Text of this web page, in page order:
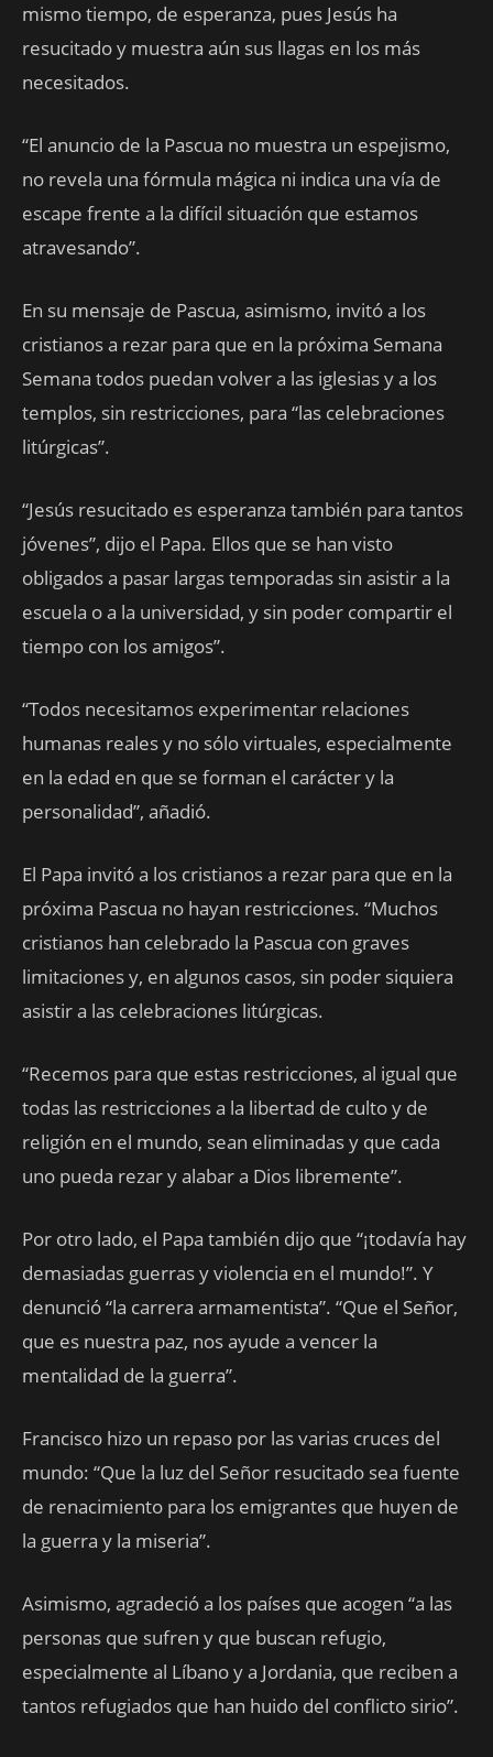
mismo tiempo, de esperanza, pues Jesús ha
resucitado y muestra aún sus llagas en los más
necesitados.
“El anuncio de la Pascua no muestra un espejismo,
no revela una fórmula mágica ni indica una vía de
escape frente a la difícil situación que estamos
atravesando”.
En su mensaje de Pascua, asimismo, invitó a los
cristianos a rezar para que en la próxima Semana
Semana todos puedan volver a las iglesias y a los
templos, sin restricciones, para “las celebraciones
litúrgicas”.
“Jesús resucitado es esperanza también para tantos
jóvenes”, dijo el Papa. Ellos que se han visto
obligados a pasar largas temporadas sin asistir a la
escuela o a la universidad, y sin poder compartir el
tiempo con los amigos”.
“Todos necesitamos experimentar relaciones
humanas reales y no sólo virtuales, especialmente
en la edad en que se forman el carácter y la
personalidad”, añadió.
El Papa invitó a los cristianos a rezar para que en la
próxima Pascua no hayan restricciones. “Muchos
cristianos han celebrado la Pascua con graves
limitaciones y, en algunos casos, sin poder siquiera
asistir a las celebraciones litúrgicas.
“Recemos para que estas restricciones, al igual que
todas las restricciones a la libertad de culto y de
religión en el mundo, sean eliminadas y que cada
uno pueda rezar y alabar a Dios libremente”.
Por otro lado, el Papa también dijo que “¡todavía hay
demasiadas guerras y violencia en el mundo!”. Y
denunció “la carrera armamentista”. “Que el Señor,
que es nuestra paz, nos ayude a vencer la
mentalidad de la guerra”.
Francisco hizo un repaso por las varias cruces del
mundo: “Que la luz del Señor resucitado sea fuente
de renacimiento para los emigrantes que huyen de
la guerra y la miseria”.
Asimismo, agradeció a los países que acogen “a las
personas que sufren y que buscan refugio,
especialmente al Líbano y a Jordania, que reciben a
tantos refugiados que han huido del conflicto sirio”.